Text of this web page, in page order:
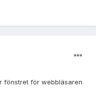
fönstret för webbläsaren